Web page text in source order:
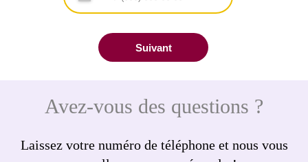
Suivant
Avez-vous des questions ?
Laissez votre numéro de téléphone et nous vous